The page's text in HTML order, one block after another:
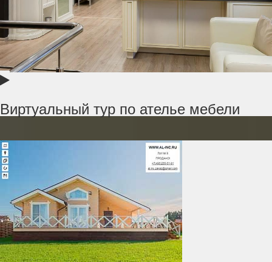
Виртуальный тур по ателье мебели